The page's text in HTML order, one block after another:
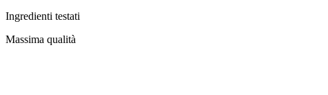
Ingredienti testati
Massima qualità